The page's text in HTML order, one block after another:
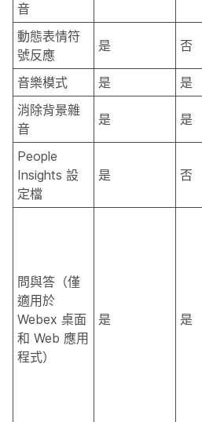
音
動態表情符
號反應
是 否
音樂模式 是 是
消除背景雜
音
是 是
People
Insights 設
定檔
是 否
問與答（僅
適用於
Webex 桌面
和 Web 應用
程式）
是 是